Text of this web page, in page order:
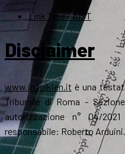
Link Tree – AIST
Disclaimer
www.jrrtolkien.it è una
Tribunale di Roma -
autorizzazione n° 04/
responsabile: Roberto Arduini.